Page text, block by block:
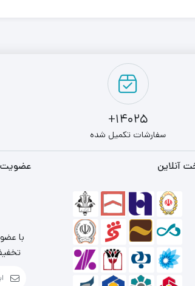
14025+
سفارشات تکمیل شده
آنلاین عضویت
با